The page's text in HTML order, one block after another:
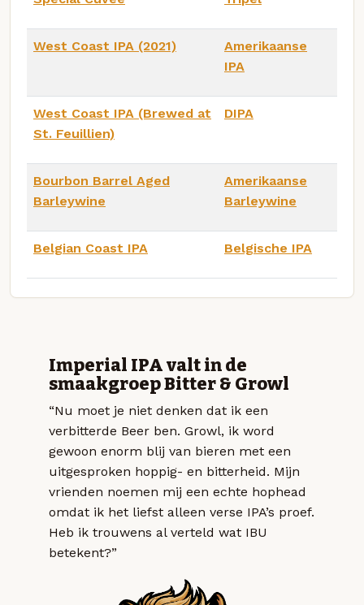
West Coast IPA (2021)
Amerikaanse
IPA
West Coast IPA (Brewed at
St. Feuillien)
DIPA
Bourbon Barrel Aged
Barleywine
Amerikaanse
Barleywine
Belgian Coast IPA Belgische IPA
Imperial IPA valt in de
smaakgroep Bitter & Growl
“Nu moet je niet denken dat ik een
verbitterde Beer ben. Growl, ik word
gewoon enorm blij van bieren met een
uitgesproken hoppig- en bitterheid. Mijn
vrienden noemen mij een echte hophead
omdat ik het liefst alleen verse IPA’s proef.
Heb ik trouwens al verteld wat IBU
betekent?”